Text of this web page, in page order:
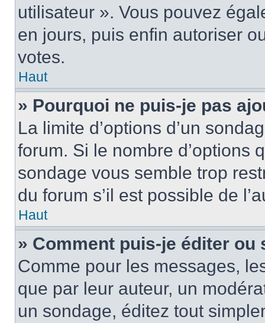
utilisateur ». Vous pouvez
en jours, puis enfin autoriser
votes.
Haut
» Pourquoi ne puis-je pas
La limite d’options d’un
forum. Si le nombre d’options
sondage vous semble trop
du forum s’il est possible de
Haut
» Comment puis-je éditer ou
Comme pour les messages,
que par leur auteur, un
un sondage, éditez tout